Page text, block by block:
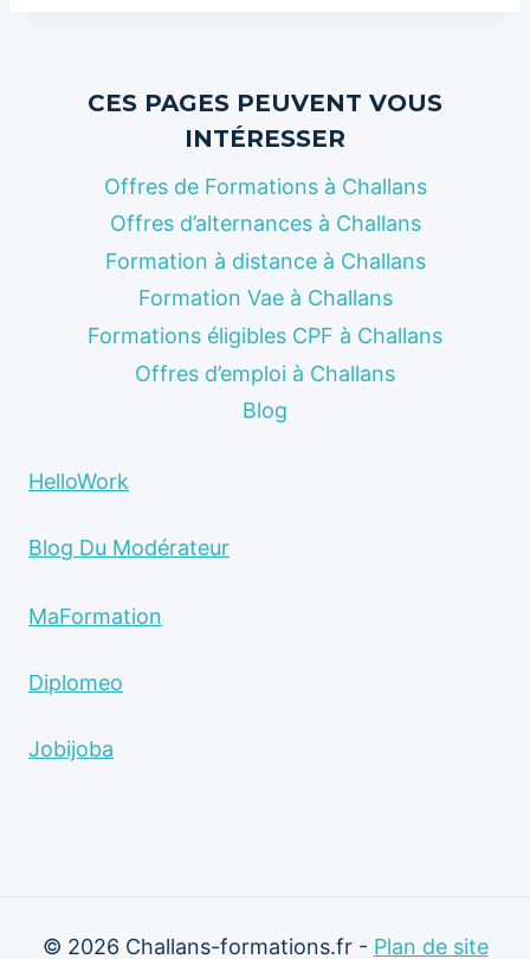
CES PAGES PEUVENT VOUS
INTÉRESSER
Offres de Formations à Challans
Offres d’alternances à Challans
Formation à distance à Challans
Formation Vae à Challans
Formations éligibles CPF à Challans
Offres d’emploi à Challans
Blog
HelloWork
Blog Du Modérateur
MaFormation
Diplomeo
Jobijoba
© 2026 Challans-formations.fr - Plan de site